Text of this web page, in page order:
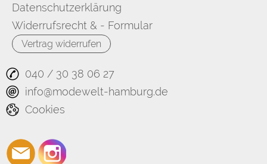
Datenschutzerklärung
Widerrufsrecht & - Formular
Vertrag widerrufen
040 / 30 38 06 27
info@modewelt-hamburg.de
Cookies